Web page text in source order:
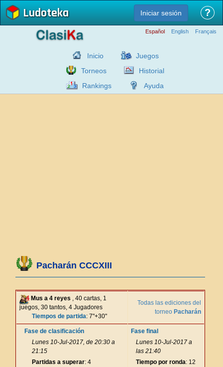
Ludoteka Iniciar sesión ?
Español English Français
Inicio
Juegos
Torneos
Historial
Rankings
Ayuda
Pacharán CCCXIII
Mus a 4 reyes , 40 cartas, 1
juegos, 30 tantos, 4 Jugadores
Tiempos de partida: 7"+30"
Todas las ediciones del
torneo Pacharán
Fase de clasificación
Lunes 10-Jul-2017, de 20:30 a
21:15
Partidas a superar: 4
Fase final
Lunes 10-Jul-2017 a
las 21:40
Tiempo por ronda: 12